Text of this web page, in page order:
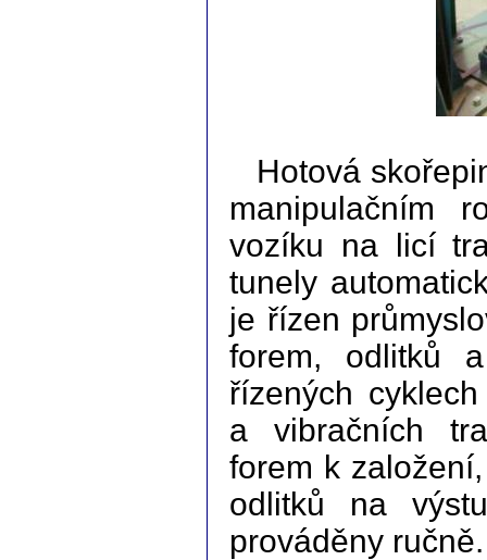
Hotová
manipulačním
vozíku na licí
tunely
je řízen
forem, odlitků
řízených
a vibračních
forem k
odlitků na
prováděny ručně.